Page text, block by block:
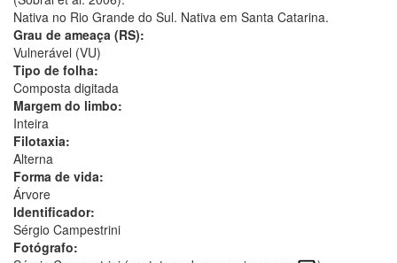
Nativa no Rio Grande do Sul. Nativa em Santa Catarina.
Grau de ameaça (RS):
Vulnerável (VU)
Tipo de folha:
Composta digitada
Margem do limbo:
Inteira
Filotaxia:
Alterna
Forma de vida:
Árvore
Identificador:
Sérgio Campestrini
Fotógrafo: